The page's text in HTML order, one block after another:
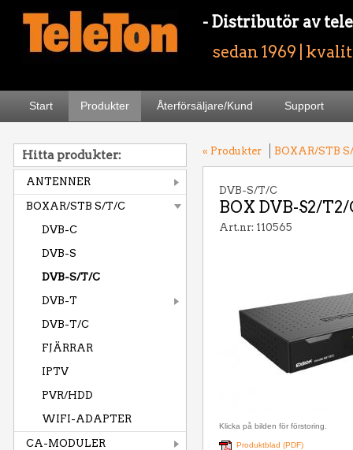
- Distributör av
sedan 1969 |
Start Produkter Återförsäljare/Kund Support
Hitta produkter:
ANTENNER
BOXAR/STB S/T/C
DVB-C
DVB-S
DVB-S/T/C
DVB-T
DVB-T/C
FJÄRRAR
IPTV
PVR/HDD
WIFI-ADAPTER
CA-MODULER
« Produkter BOXAR/STB
DVB-S/T/C
BOX DVB-S2/T2/
Art.nr: 110565
Klicka på bilden för förstoring.
Produktblad (PDF)